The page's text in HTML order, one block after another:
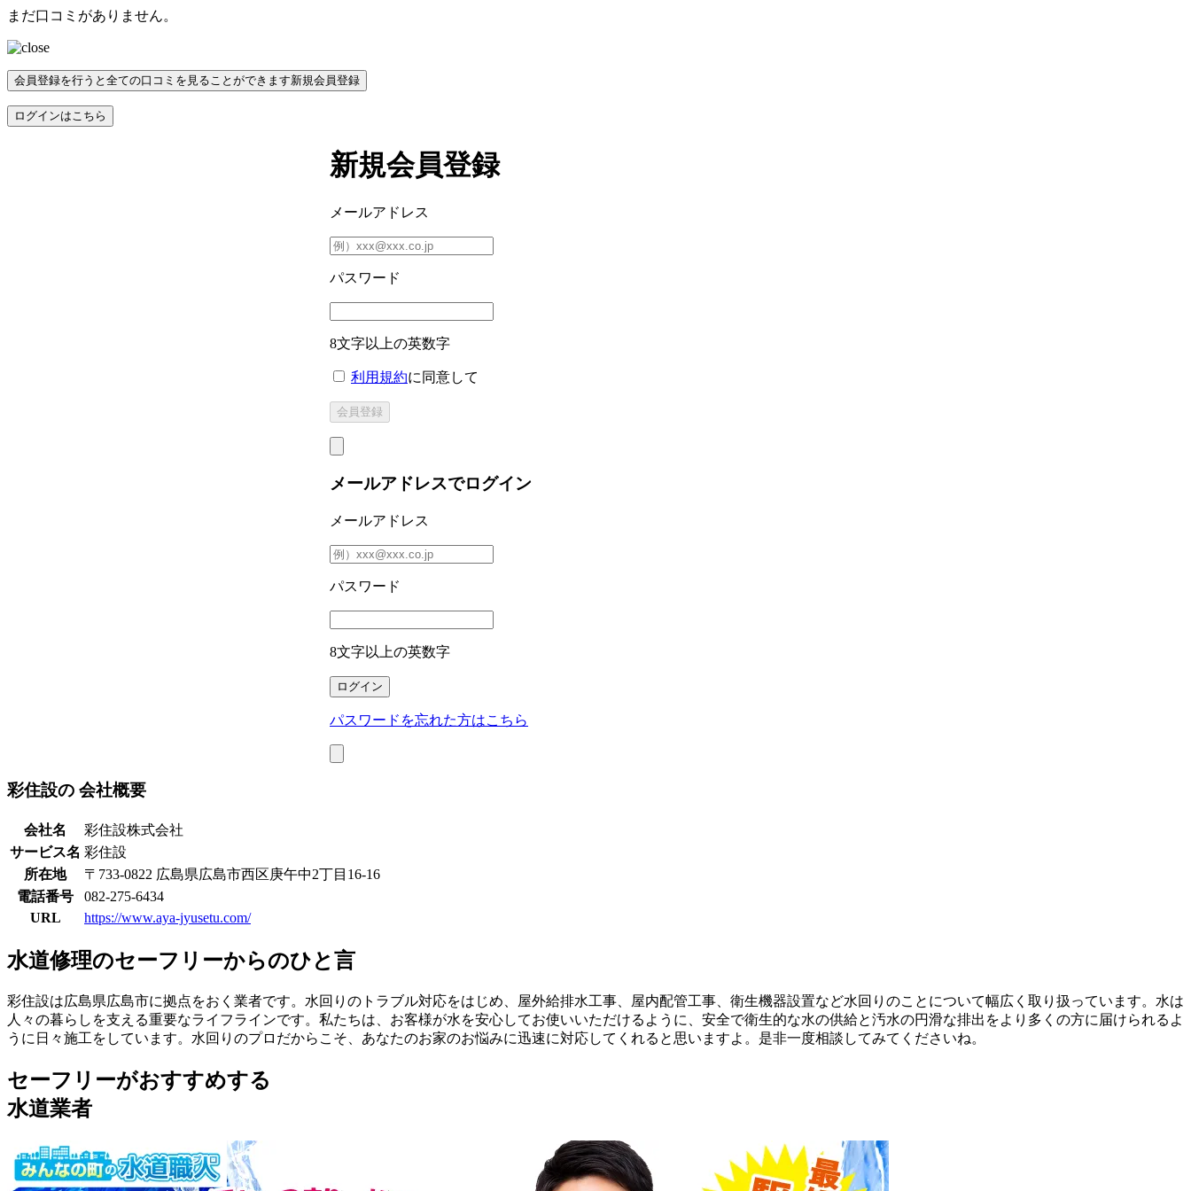
まだ口コミがありません。
会員登録を行うと全ての口コミを見ることができます新規会員登録
ログインはこちら
新規会員登録
メールアドレス
パスワード
8文字以上の英数字
利用規約に同意して
メールアドレスでログイン
メールアドレス
パスワード
8文字以上の英数字
パスワードを忘れた方はこちら
彩住設の 会社概要
会社名
彩住設株式会社
サービス名 彩住設
所在地
〒733-0822 広島県広島市西区庚午中2丁目16-16
電話番号
082-275-6434
URL
https://www.aya-jyusetu.com/
水道修理のセーフリーからのひと言
彩住設は広島県広島市に拠点をおく業者です。水回りのトラブル対応をはじめ、屋外給排水工事、屋内配管工事、衛生機器設置など水回りのことについて幅広く取り扱っています。水は
人々の暮らしを支える重要なライフラインです。私たちは、お客様が水を安心してお使いいただけるように、安全で衛生的な水の供給と汚水の円滑な排出をより多くの方に届けられるよ
うに日々施工をしています。水回りのプロだからこそ、あなたのお家のお悩みに迅速に対応してくれると思いますよ。是非一度相談してみてくださいね。
セーフリーがおすすめする
水道業者